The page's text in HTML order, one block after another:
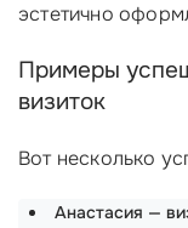
эстетично
Примеры
визиток
Вот несколько
Анастасия —